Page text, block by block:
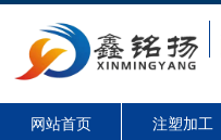
网站首页 注塑加工